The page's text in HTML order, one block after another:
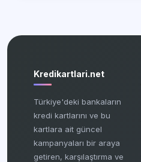
Kredikartlari.net
Türkiye'deki bankaların
kredi kartlarını ve bu
kartlara ait güncel
kampanyaları bir araya
getiren, karşılaştırma ve